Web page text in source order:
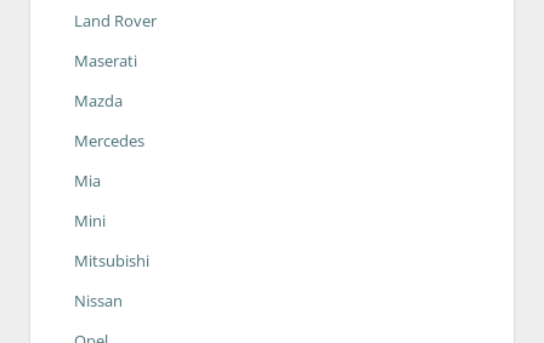
Land Rover
Maserati
Mazda
Mercedes
Mia
Mini
Mitsubishi
Nissan